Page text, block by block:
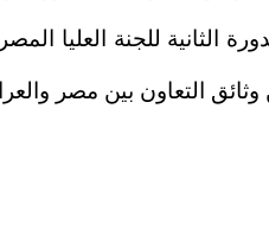
الثانية للجنة العليا
وثائق التعاون بين مصر